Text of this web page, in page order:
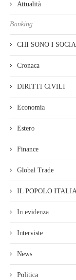
Attualità
Banking
CHI SONO I
Cronaca
DIRITTI CIVILI
Economia
Estero
Finance
Global Trade
IL POPOLO
In evidenza
Interviste
News
Politica